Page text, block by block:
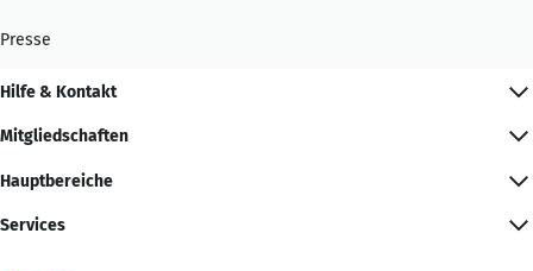
Presse
Hilfe & Kontakt
Mitgliedschaften
Hauptbereiche
Services